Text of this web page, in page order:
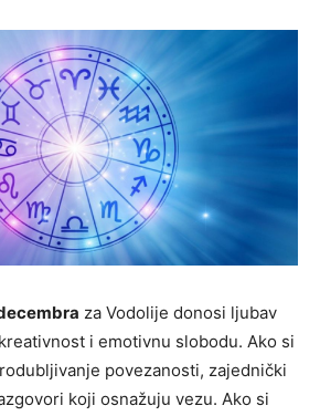
za Vodolije donosi ljubav
i emotivnu slobodu. Ako si
povezanosti, zajednički
koji osnažuju vezu. Ako si